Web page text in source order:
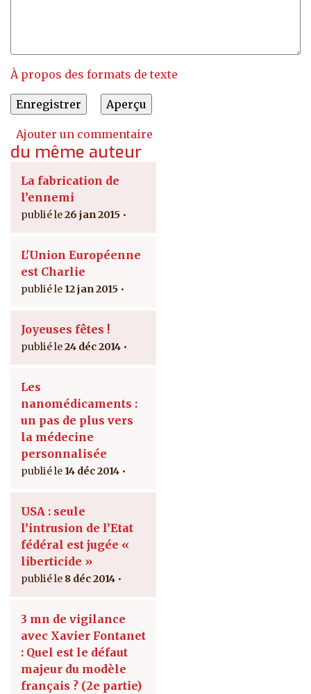
À propos des formats de texte
Ajouter un commentaire
du même auteur
La fabrication de
l’ennemi
26 jan 2015
L'Union Européenne
est Charlie
12 jan 2015
Joyeuses fêtes !
24 déc 2014
Les
nanomédicaments :
un pas de plus vers
la médecine
personnalisée
14 déc 2014
USA : seule
l’intrusion de l’Etat
fédéral est jugée «
liberticide »
8 déc 2014
3 mn de vigilance
avec Xavier Fontanet
: Quel est le défaut
majeur du modèle
français ? (2e partie)